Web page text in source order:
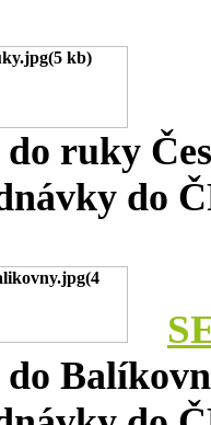
ruky
do